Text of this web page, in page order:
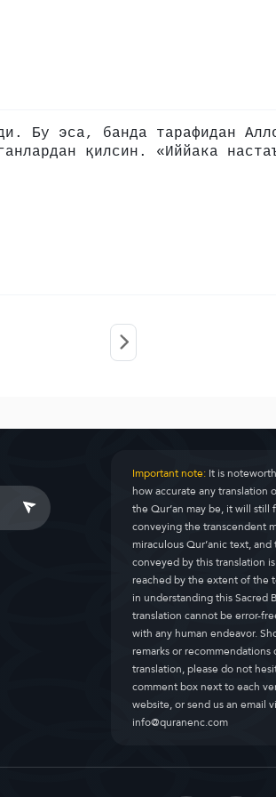
Бу эса, банда тарафидан
қилсин. «Иййака
Important note:It is
how accurate any translation
the Qur’an may be, it will still
conveying the transcendent
miraculous Qur’anic text,
conveyed by this translation
reached by the extent of the
in understanding this Sacred
translation cannot be error-
with any human endeavor.
remarks or
translation, please do not
comment box next to each
website, or send us an email
info@quranenc.com